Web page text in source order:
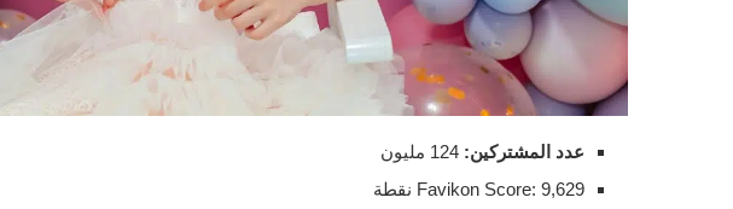
عدد المشتركين:
Favikon Score: 9,629 نقطة